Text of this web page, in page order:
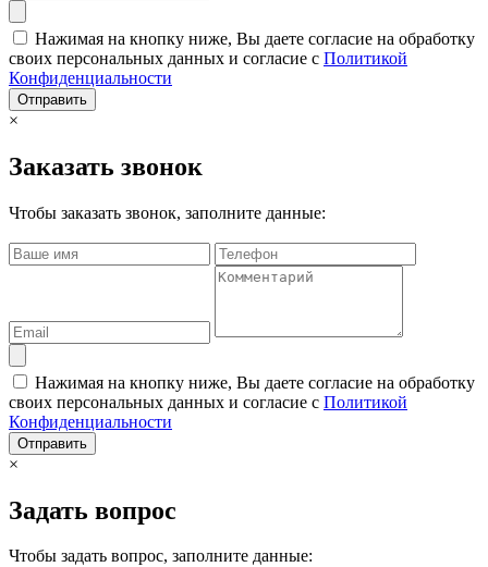
Нажимая на кнопку ниже, Вы даете согласие на обработку
своих персональных данных и согласие с Политикой
Конфиденциальности
Отправить
×
Заказать звонок
Чтобы заказать звонок, заполните данные:
Нажимая на кнопку ниже, Вы даете согласие на обработку
своих персональных данных и согласие с Политикой
Конфиденциальности
Отправить
×
Задать вопрос
Чтобы задать вопрос, заполните данные: